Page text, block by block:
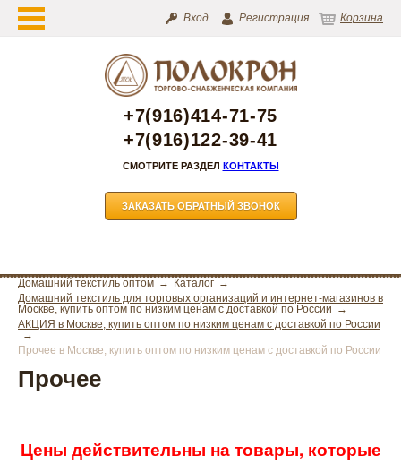
Вход Регистрация Корзина
+7(916)414-71-75
+7(916)122-39-41
СМОТРИТЕ РАЗДЕЛ КОНТАКТЫ
ЗАКАЗАТЬ ОБРАТНЫЙ ЗВОНОК
Домашний текстиль оптом
Каталог
Домашний текстиль для торговых организаций и интернет-магазинов в
Москве, купить оптом по низким ценам с доставкой по России
АКЦИЯ в Москве, купить оптом по низким ценам с доставкой по России
Прочее в Москве, купить оптом по низким ценам с доставкой по России
Прочее
Цены действительны на товары, которые